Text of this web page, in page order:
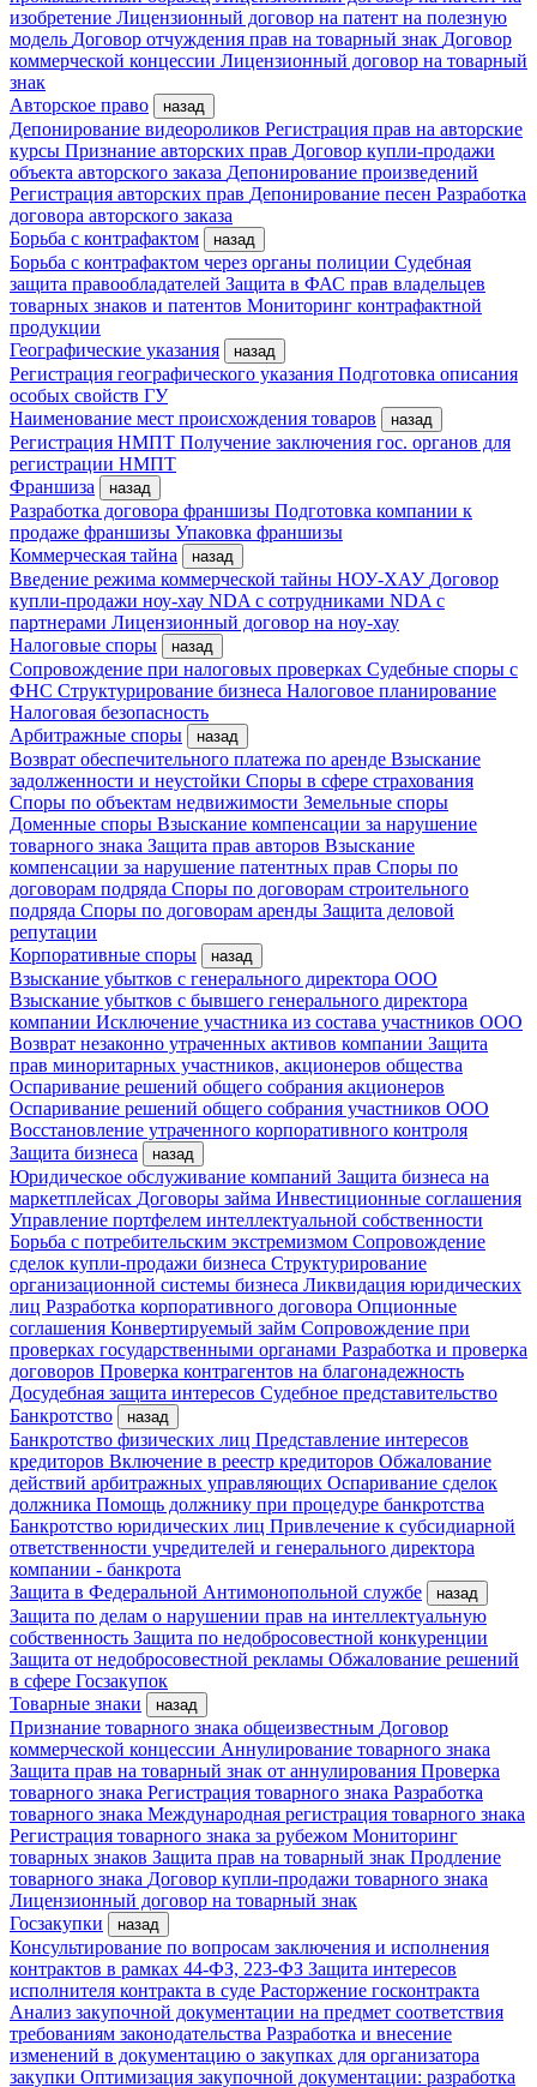
изобретение Лицензионный договор на патент на полезную
модель Договор отчуждения прав на товарный знак Договор
коммерческой концессии Лицензионный договор на товарный
знак
Авторское право
назад
Депонирование видеороликов Регистрация прав на авторские
курсы Признание авторских прав Договор купли-продажи
объекта авторского заказа Депонирование произведений
Регистрация авторских прав Депонирование песен Разработка
договора авторского заказа
Борьба с контрафактом
назад
Борьба с контрафактом через органы полиции Судебная
защита правообладателей Защита в ФАС прав владельцев
товарных знаков и патентов Мониторинг контрафактной
продукции
Географические указания
назад
Регистрация географического указания Подготовка описания
особых свойств ГУ
Наименование мест происхождения товаров
назад
Регистрация НМПТ Получение заключения гос. органов для
регистрации НМПТ
Франшиза
назад
Разработка договора франшизы Подготовка компании к
продаже франшизы Упаковка франшизы
Коммерческая тайна
назад
Введение режима коммерческой тайны НОУ-ХАУ Договор
купли-продажи ноу-хау NDA с сотрудниками NDA с
партнерами Лицензионный договор на ноу-хау
Налоговые споры
назад
Сопровождение при налоговых проверках Судебные споры с
ФНС Структурирование бизнеса Налоговое планирование
Налоговая безопасность
Арбитражные споры
назад
Возврат обеспечительного платежа по аренде Взыскание
задолженности и неустойки Споры в сфере страхования
Споры по объектам недвижимости Земельные споры
Доменные споры Взыскание компенсации за нарушение
товарного знака Защита прав авторов Взыскание
компенсации за нарушение патентных прав Споры по
договорам подряда Споры по договорам строительного
подряда Споры по договорам аренды Защита деловой
репутации
Корпоративные споры
назад
Взыскание убытков с генерального директора ООО
Взыскание убытков с бывшего генерального директора
компании Исключение участника из состава участников ООО
Возврат незаконно утраченных активов компании Защита
прав миноритарных участников, акционеров общества
Оспаривание решений общего собрания акционеров
Оспаривание решений общего собрания участников ООО
Восстановление утраченного корпоративного контроля
Защита бизнеса
назад
Юридическое обслуживание компаний Защита бизнеса на
маркетплейсах Договоры займа Инвестиционные соглашения
Управление портфелем интеллектуальной собственности
Борьба с потребительским экстремизмом Сопровождение
сделок купли-продажи бизнеса Структурирование
организационной системы бизнеса Ликвидация юридических
лиц Разработка корпоративного договора Опционные
соглашения Конвертируемый займ Сопровождение при
проверках государственными органами Разработка и проверка
договоров Проверка контрагентов на благонадежность
Досудебная защита интересов Судебное представительство
Банкротство
назад
Банкротство физических лиц Представление интересов
кредиторов Включение в реестр кредиторов Обжалование
действий арбитражных управляющих Оспаривание сделок
должника Помощь должнику при процедуре банкротства
Банкротство юридических лиц Привлечение к субсидиарной
ответственности учредителей и генерального директора
компании - банкрота
Защита в Федеральной Антимонопольной службе
назад
Защита по делам о нарушении прав на интеллектуальную
собственность Защита по недобросовестной конкуренции
Защита от недобросовестной рекламы Обжалование решений
в сфере Госзакупок
Товарные знаки
назад
Признание товарного знака общеизвестным Договор
коммерческой концессии Аннулирование товарного знака
Защита прав на товарный знак от аннулирования Проверка
товарного знака Регистрация товарного знака Разработка
товарного знака Международная регистрация товарного знака
Регистрация товарного знака за рубежом Мониторинг
товарных знаков Защита прав на товарный знак Продление
товарного знака Договор купли-продажи товарного знака
Лицензионный договор на товарный знак
Госзакупки
назад
Консультирование по вопросам заключения и исполнения
контрактов в рамках 44-ФЗ, 223-ФЗ Защита интересов
исполнителя контракта в суде Расторжение госконтракта
Анализ закупочной документации на предмет соответствия
требованиям законодательства Разработка и внесение
изменений в документацию о закупках для организатора
закупки Оптимизация закупочной документации: разработка